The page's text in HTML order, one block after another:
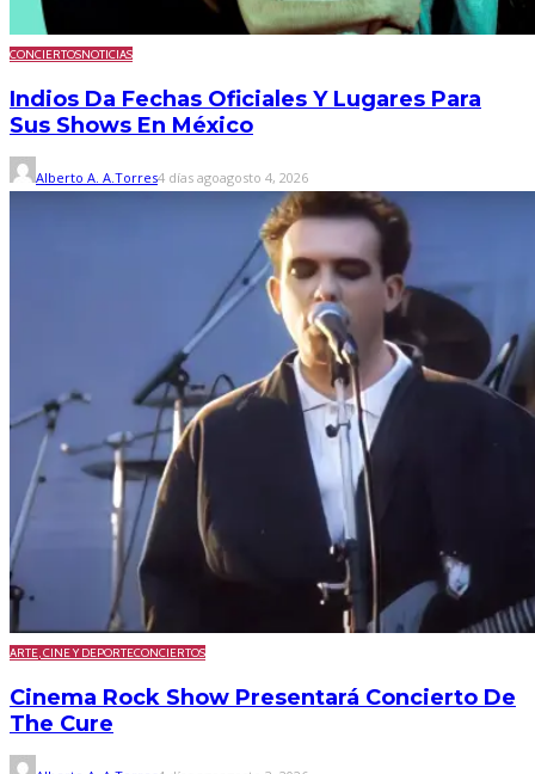
CONCIERTOSNOTICIAS
Indios Da Fechas Oficiales Y Lugares Para
Sus Shows En México
Alberto A. A.Torres4 días agoagosto 4, 2026
ARTE, CINE Y DEPORTECONCIERTOS
Cinema Rock Show Presentará Concierto De
The Cure